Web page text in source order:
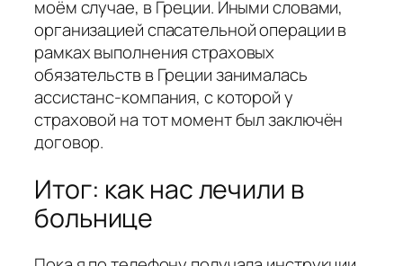
моём случае, в Греции. Иными словами,
организацией спасательной операции в
рамках выполнения страховых
обязательств в Греции занималась
ассистанс-компания, с которой у
страховой на тот момент был заключён
договор.
Итог: как нас лечили в
больнице